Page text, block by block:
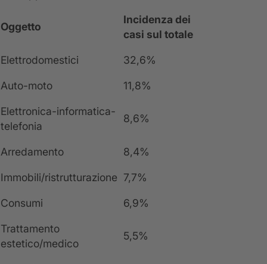
Oggetto
Incidenza dei
casi sul totale
Elettrodomestici 32,6%
Auto-moto 11,8%
Elettronica-informatica-
telefonia
8,6%
Arredamento 8,4%
Immobili/ristrutturazione 7,7%
Consumi 6,9%
Trattamento
estetico/medico
5,5%